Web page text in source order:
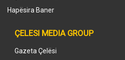
Hapësira Baner
ÇELESI MEDIA GROUP
Gazeta Çelësi